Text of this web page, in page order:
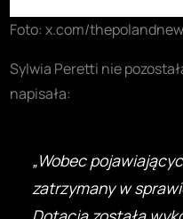
Foto: x.com/
Sylwia Peretti nie
napisała:
„Wobec
zatrzymany w
Dotacja została